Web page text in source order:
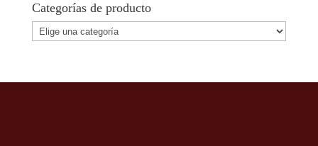
Categorías de producto